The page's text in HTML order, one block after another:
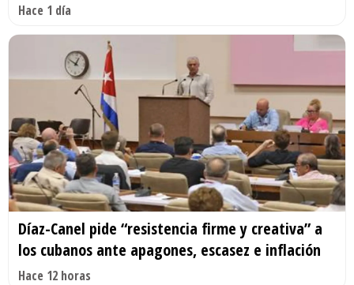
Hace 1 día
Díaz-Canel pide “resistencia firme y creativa” a
los cubanos ante apagones, escasez e inflación
Hace 12 horas